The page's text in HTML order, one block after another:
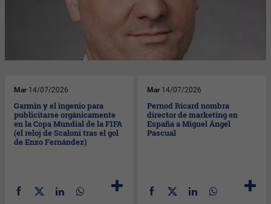
Mar 14/07/2026
Garmin y el ingenio para
publicitarse orgánicamente
en la Copa Mundial de la FIFA
(el reloj de Scaloni tras el gol
de Enzo Fernández)
Mar 14/07/2026
Pernod Ricard nombra
director de marketing en
España a Miguel Ángel
Pascual